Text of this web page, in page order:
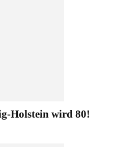
Holstein wird 80!